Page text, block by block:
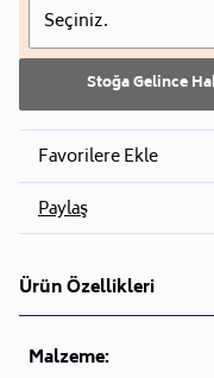
Seçiniz.
Stoğa Gelince
Favorilere Ekle
Paylaş
Ürün Özellikleri
Malzeme: